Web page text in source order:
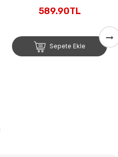
589.90TL
Sepete Ekle